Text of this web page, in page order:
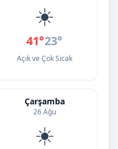
☀️
41°23°
Açık ve Çok Sıcak
Çarşamba
26 Ağu
☀️